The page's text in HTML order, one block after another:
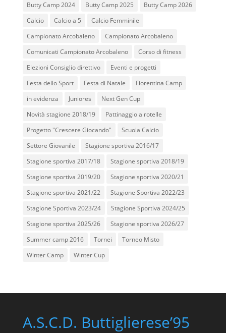
Butty Camp 2024
Butty Camp 2025
Butty Camp 2026
Calcio
Calcio a 5
Calcio Femminile
Campionato Arcobaleno
Campionato Arcobaleno
Comunicati Campionato Arcobaleno
Corso di fitness
Elezioni Consiglio direttivo
Eventi e progetti
Festa dello Sport
Festa di Natale
Fiorentina Camp
in evidenza
Juniores
Next Gen Cup
Novità stagione 2018/19
Pattinaggio a rotelle
Progetto "Crescere Giocando"
Scuola Calcio
Settore Giovanile
Stagione sportiva 2016/17
Stagione sportiva 2017/18
Stagione sportiva 2018/19
Stagione sportiva 2019/20
Stagione sportiva 2020/21
Stagione sportiva 2021/22
Stagione Sportiva 2022/23
Stagione Sportiva 2023/24
Stagione Sportiva 2024/25
Stagione sportiva 2025/26
Stagione sportiva 2026/27
Summer camp 2016
Tornei
Torneo Misto
Winter Camp
Winter Cup
A.S.C.D. Buttiglierese’95